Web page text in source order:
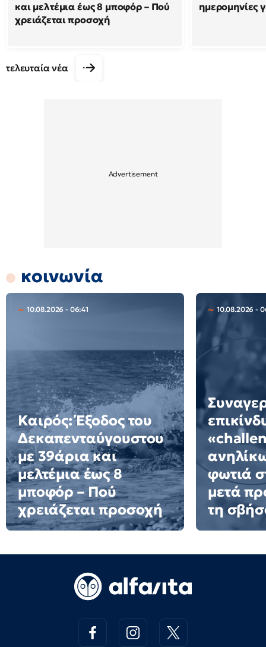
και μελτέμια έως 8 μποφόρ – Πού
χρειάζεται προσοχή
ημερομηνίες
τελευταία νέα
κοινωνία
10.08.2026 - 06:41
Καιρός: Έξοδος του
Δεκαπενταύγουστου
με 39άρια και
μελτέμια έως 8
μποφόρ – Πού
χρειάζεται προσοχή
10.08.2026 -
φωτιά
μετά
τη